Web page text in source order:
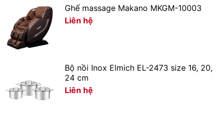
– Ngoài ra, công nghệABT mâm giặt kháng khuẩngiúp
bảo vệ quần áo trước các tác nhân gây ảnh hưởng sức
khoẻ như vi khuẩn.
Ghế massage Makano MKGM-10003
Liên hệ
Bộ nồi Inox Elmich EL-2473 size 16, 20,
24 cm
Liên hệ